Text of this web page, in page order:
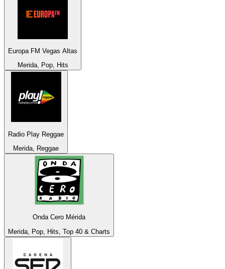
Europa FM Vegas Altas
Merida, Pop, Hits
Radio Play Reggae
Merida, Reggae
Onda Cero Mérida
Merida, Pop, Hits, Top 40 & Charts